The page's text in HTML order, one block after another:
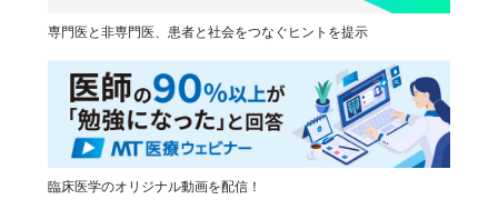
専門医と非専門医、患者と社会をつなぐヒントを提示
臨床医学のオリジナル動画を配信！